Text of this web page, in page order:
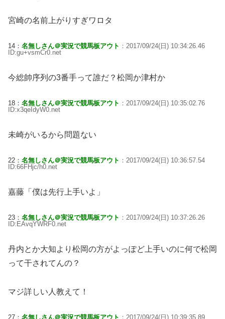
宮崎の名前上がりすぎワロタ
14： 名無しさん＠実況で競馬板アウト ：2017/09/24(日) 10:34:26.46
ID:gu+vsmCr0.net
今総帥序列の3番手って誰だ？松岡か津村か
18： 名無しさん＠実況で競馬板アウト ：2017/09/24(日) 10:35:02.76
ID:x3qeIdyW0.net
未崎がいるから問題ない
22： 名無しさん＠実況で競馬板アウト ：2017/09/24(日) 10:36:57.54
ID:66FHjc/h0.net
嘉藤「僕は先行上手いよ」
23： 名無しさん＠実況で競馬板アウト ：2017/09/24(日) 10:37:26.26
ID:EAvqYWRF0.net
丹内とか大知より松岡の方がよっぽど上手いのに何で松岡
って干されてんの？
マジ詳しい人教えて！
27： 名無しさん＠実況で競馬板アウト ：2017/09/24(日) 10:39:35.89